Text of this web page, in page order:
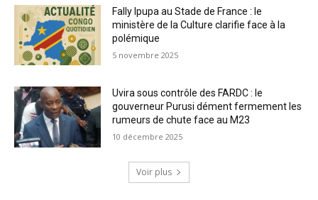
Fally Ipupa au Stade de France : le
ministère de la Culture clarifie face à la
polémique
5 novembre 2025
Uvira sous contrôle des FARDC : le
gouverneur Purusi dément fermement les
rumeurs de chute face au M23
10 décembre 2025
Voir plus